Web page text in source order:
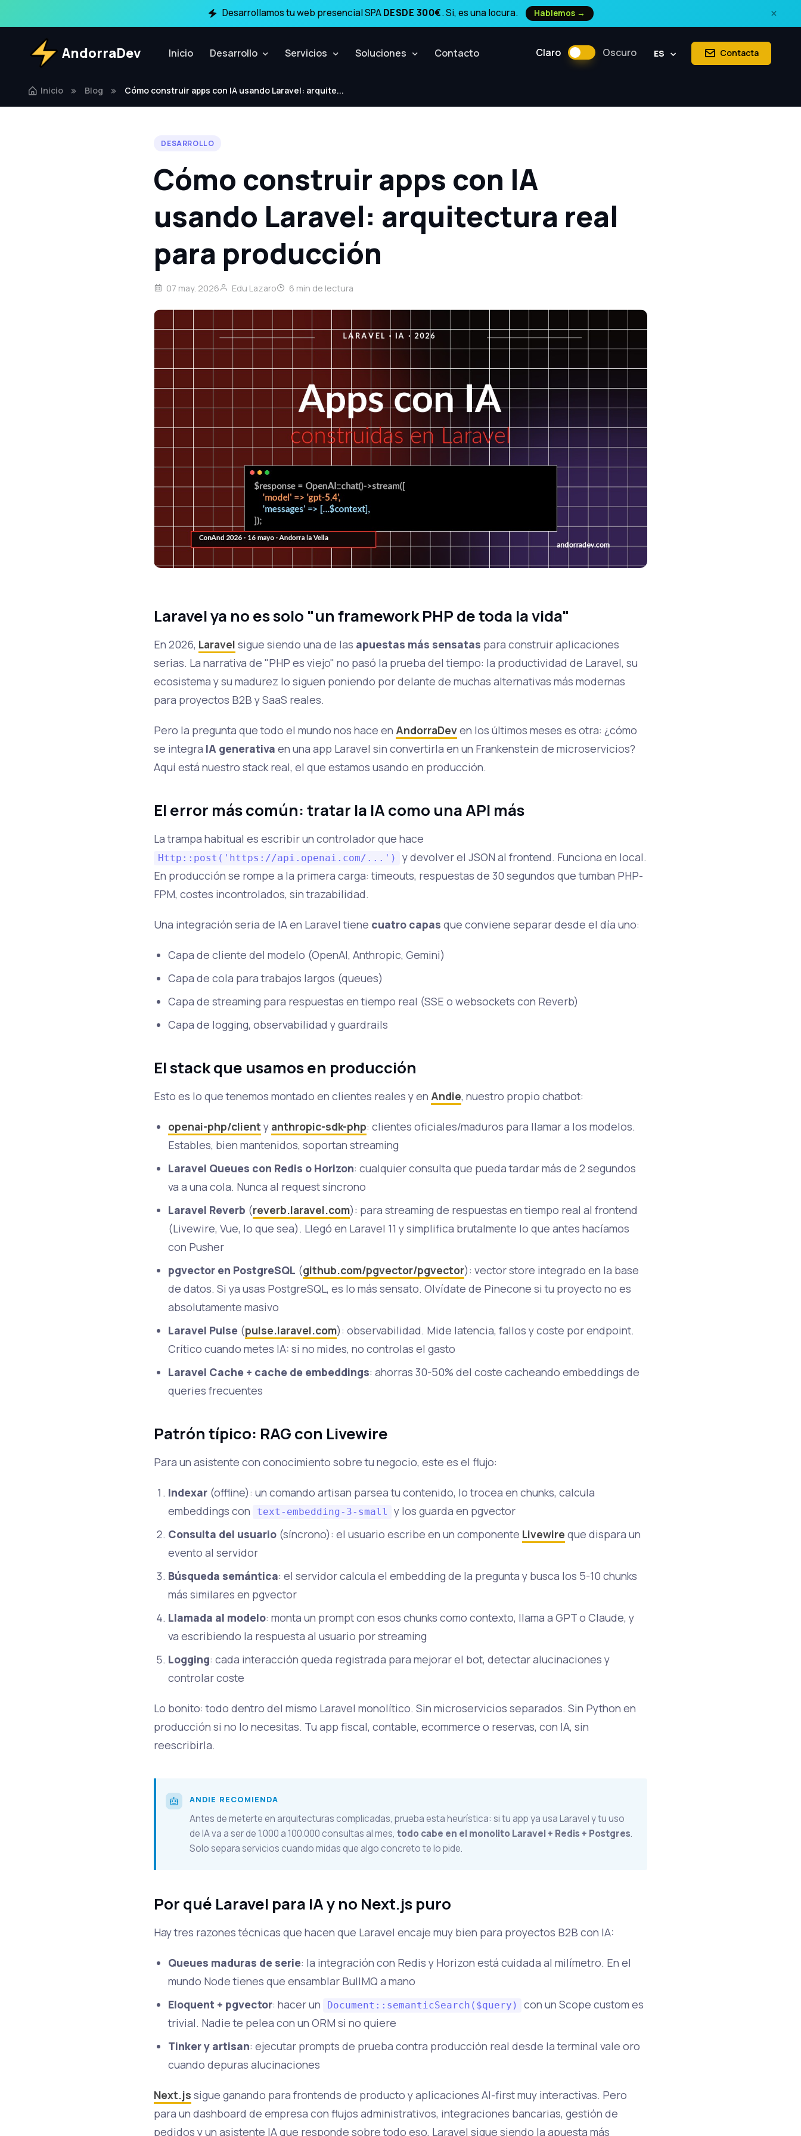
Desarrollamos tu web presencial SPADESDE 300€. Si, es una locura. Hablemos → ×
AndorraDev Inicio Desarrollo Servicios Soluciones Contacto Claro Oscuro ES Contacta
Inicio Blog Cómo construir apps con IA usando Laravel: arquite...
DESARROLLO
Cómo construir apps con IA
usando Laravel: arquitectura real
para producción
07 may. 2026 Edu Lazaro 6 min de lectura
Laravel ya no es solo "un framework PHP de toda la vida"
En 2026, Laravel sigue siendo una de las apuestas más sensatas para construir aplicaciones
serias. La narrativa de "PHP es viejo" no pasó la prueba del tiempo: la productividad de Laravel, su
ecosistema y su madurez lo siguen poniendo por delante de muchas alternativas más modernas
para proyectos B2B y SaaS reales.
Pero la pregunta que todo el mundo nos hace en AndorraDeven los últimos meses es otra: ¿cómo
se integra IA generativa en una app Laravel sin convertirla en un Frankenstein de microservicios?
Aquí está nuestro stack real, el que estamos usando en producción.
El error más común: tratar la IA como una API más
La trampa habitual es escribir un controlador que hace
Http::post('https://api.openai.com/...')
y devolver el JSON al frontend. Funciona en local.
En producción se rompe a la primera carga: timeouts, respuestas de 30 segundos que tumban PHP-
FPM, costes incontrolados, sin trazabilidad.
Una integración seria de IA en Laravel tiene cuatro capas que conviene separar desde el día uno:
Capa de cliente del modelo (OpenAI, Anthropic, Gemini)
Capa de cola para trabajos largos (queues)
Capa de streaming para respuestas en tiempo real (SSE o websockets con Reverb)
Capa de logging, observabilidad y guardrails
El stack que usamos en producción
Esto es lo que tenemos montado en clientes reales y en Andie, nuestro propio chatbot:
openai-php/client y anthropic-sdk-php: clientes oficiales/maduros para llamar a los modelos.
Estables, bien mantenidos, soportan streaming
Laravel Queues con Redis o Horizon: cualquier consulta que pueda tardar más de 2 segundos
va a una cola. Nunca al request síncrono
Laravel Reverb (reverb.laravel.com): para streaming de respuestas en tiempo real al frontend
(Livewire, Vue, lo que sea). Llegó en Laravel 11 y simplifica brutalmente lo que antes hacíamos
con Pusher
pgvector en PostgreSQL (github.com/pgvector/pgvector): vector store integrado en la base
de datos. Si ya usas PostgreSQL, es lo más sensato. Olvídate de Pinecone si tu proyecto no es
absolutamente masivo
Laravel Pulse (pulse.laravel.com): observabilidad. Mide latencia, fallos y coste por endpoint.
Crítico cuando metes IA: si no mides, no controlas el gasto
Laravel Cache + cache de embeddings: ahorras 30-50% del coste cacheando embeddings de
queries frecuentes
Patrón típico: RAG con Livewire
Para un asistente con conocimiento sobre tu negocio, este es el flujo:
Indexar (offline): un comando artisan parsea tu contenido, lo trocea en chunks, calcula
embeddings con
text-embedding-3-small
y los guarda en pgvector
Consulta del usuario (síncrono): el usuario escribe en un componente Livewire que dispara un
evento al servidor
Búsqueda semántica: el servidor calcula el embedding de la pregunta y busca los 5-10 chunks
más similares en pgvector
Llamada al modelo: monta un prompt con esos chunks como contexto, llama a GPT o Claude, y
va escribiendo la respuesta al usuario por streaming
Logging: cada interacción queda registrada para mejorar el bot, detectar alucinaciones y
controlar coste
Lo bonito: todo dentro del mismo Laravel monolítico. Sin microservicios separados. Sin Python en
producción si no lo necesitas. Tu app fiscal, contable, ecommerce o reservas, con IA, sin
reescribirla.
ANDIE RECOMIENDA
Antes de meterte en arquitecturas complicadas, prueba esta heurística: si tu app ya usa Laravel y tu uso
de IA va a ser de 1.000 a 100.000 consultas al mes,todo cabe en el monolito Laravel + Redis + Postgres.
Solo separa servicios cuando midas que algo concreto te lo pide.
Por qué Laravel para IA y no Next.js puro
Hay tres razones técnicas que hacen que Laravel encaje muy bien para proyectos B2B con IA:
Queues maduras de serie: la integración con Redis y Horizon está cuidada al milímetro. En el
mundo Node tienes que ensamblar BullMQ a mano
Eloquent + pgvector: hacer un Document::semanticSearch($query)
con un Scope custom es
trivial. Nadie te pelea con un ORM si no quiere
Tinker y artisan: ejecutar prompts de prueba contra producción real desde la terminal vale oro
cuando depuras alucinaciones
Next.js sigue ganando para frontends de producto y aplicaciones AI-first muy interactivas. Pero
para un dashboard de empresa con flujos administrativos, integraciones bancarias, gestión de
pedidos y un asistente IA que responde sobre todo eso, Laravel sigue siendo la apuesta más